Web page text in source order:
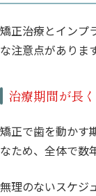
矯正治療とインプ
な注意点があります
治療期間が長
矯正で歯を動かす
なため、全体で数
無理のないスケジ